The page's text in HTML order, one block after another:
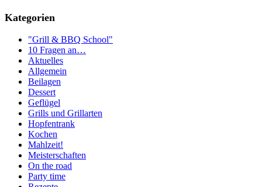
Kategorien
"Grill & BBQ School"
10 Fragen an…
Aktuelles
Allgemein
Beilagen
Dessert
Geflügel
Grills und Grillarten
Hopfentrank
Kochen
Mahlzeit!
Meisterschaften
On the road
Party time